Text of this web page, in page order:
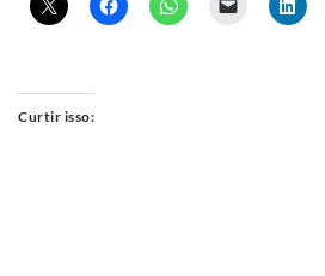
Curtir isso: